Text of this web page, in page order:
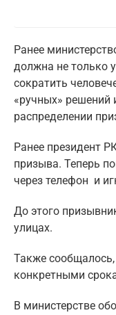
Ранее
должна не только
сократить
«ручных»
распределении
Ранее президент
призыва. Теперь
через телефон и
До этого
улицах.
Также сообщалось,
конкретными
B министерстве